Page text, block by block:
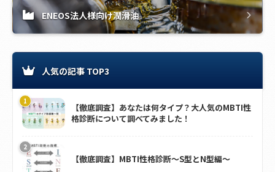
ENEOS法人様向け潤滑油
人気の記事 TOP3
【徹底調査】あなたは何タイプ？大人気のMBTI性
格診断について調べてみました！
【徹底調査】MBTI性格診断～S型とN型編～